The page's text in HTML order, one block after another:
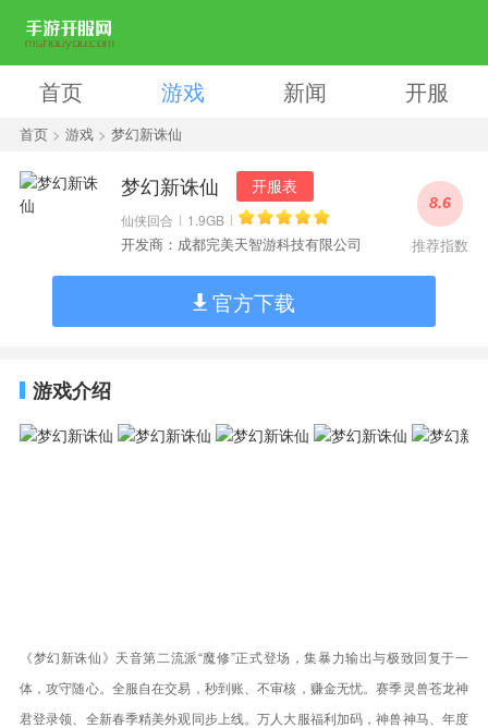
首页 游戏 新闻 开服
首页> 游戏> 梦幻新诛仙
梦幻新诛仙 开服表
仙侠回合 1.9GB
开发商：成都完美天智游科技有限公司
8.6
推荐指数
官方下载
游戏介绍
《梦幻新诛仙》天音第二流派“魔修”正式登场，集暴力输出与极致回复于一
体，攻守随心。全服自在交易，秒到账、不审核，赚金无忧。赛季灵兽苍龙神
君登录领、全新春季精美外观同步上线。万人大服福利加码，神兽神马、年度